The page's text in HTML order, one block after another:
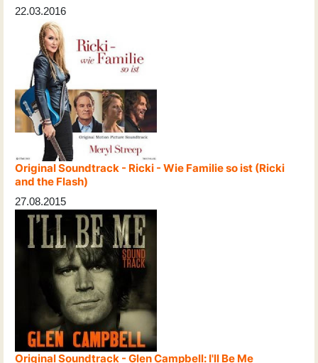
22.03.2016
Original Soundtrack - Ricki - Wie Familie so ist (Ricki
and the Flash)
27.08.2015
Original Soundtrack - Glen Campbell: I'll Be Me